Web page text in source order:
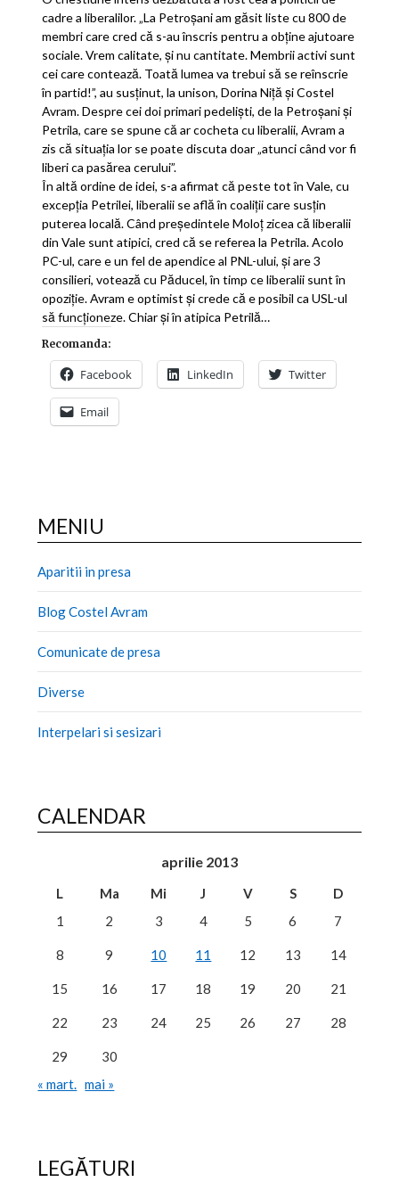
cadre a liberalilor. „La Petroşani am găsit liste cu 800 de
membri care cred că s-au înscris pentru a obţine ajutoare
sociale. Vrem calitate, şi nu cantitate. Membrii activi sunt
cei care contează. Toată lumea va trebui să se reînscrie
în partid!”, au susţinut, la unison, Dorina Niţă şi Costel
Avram. Despre cei doi primari pedelişti, de la Petroşani şi
Petrila, care se spune că ar cocheta cu liberalii, Avram a
zis că situaţia lor se poate discuta doar „atunci când vor fi
liberi ca pasărea cerului”.
În altă ordine de idei, s-a afirmat că peste tot în Vale, cu
excepţia Petrilei, liberalii se află în coali­ţii care susţin
puterea locală. Când preşedintele Moloţ zicea că liberalii
din Vale sunt atipici, cred că se referea la Petrila. Acolo
PC-ul, care e un fel de apendice al PNL-ului, şi are 3
consilieri, votează cu Păducel, în timp ce liberalii sunt în
opoziţie. Avram e optimist şi crede că e posibil ca USL-ul
să funcţioneze. Chiar şi în atipica Petrilă…
Recomanda:
Facebook LinkedIn Twitter
Email
MENIU
Aparitii in presa
Blog Costel Avram
Comunicate de presa
Diverse
Interpelari si sesizari
CALENDAR
aprilie 2013
L Ma Mi J V S
D
1
2 3 4 5 6 7
8 9 10 11 12 13 14
15 16 17 18 19 20 21
22 23 24 25 26 27 28
29
30
« mart. mai »
LEGĂTURI